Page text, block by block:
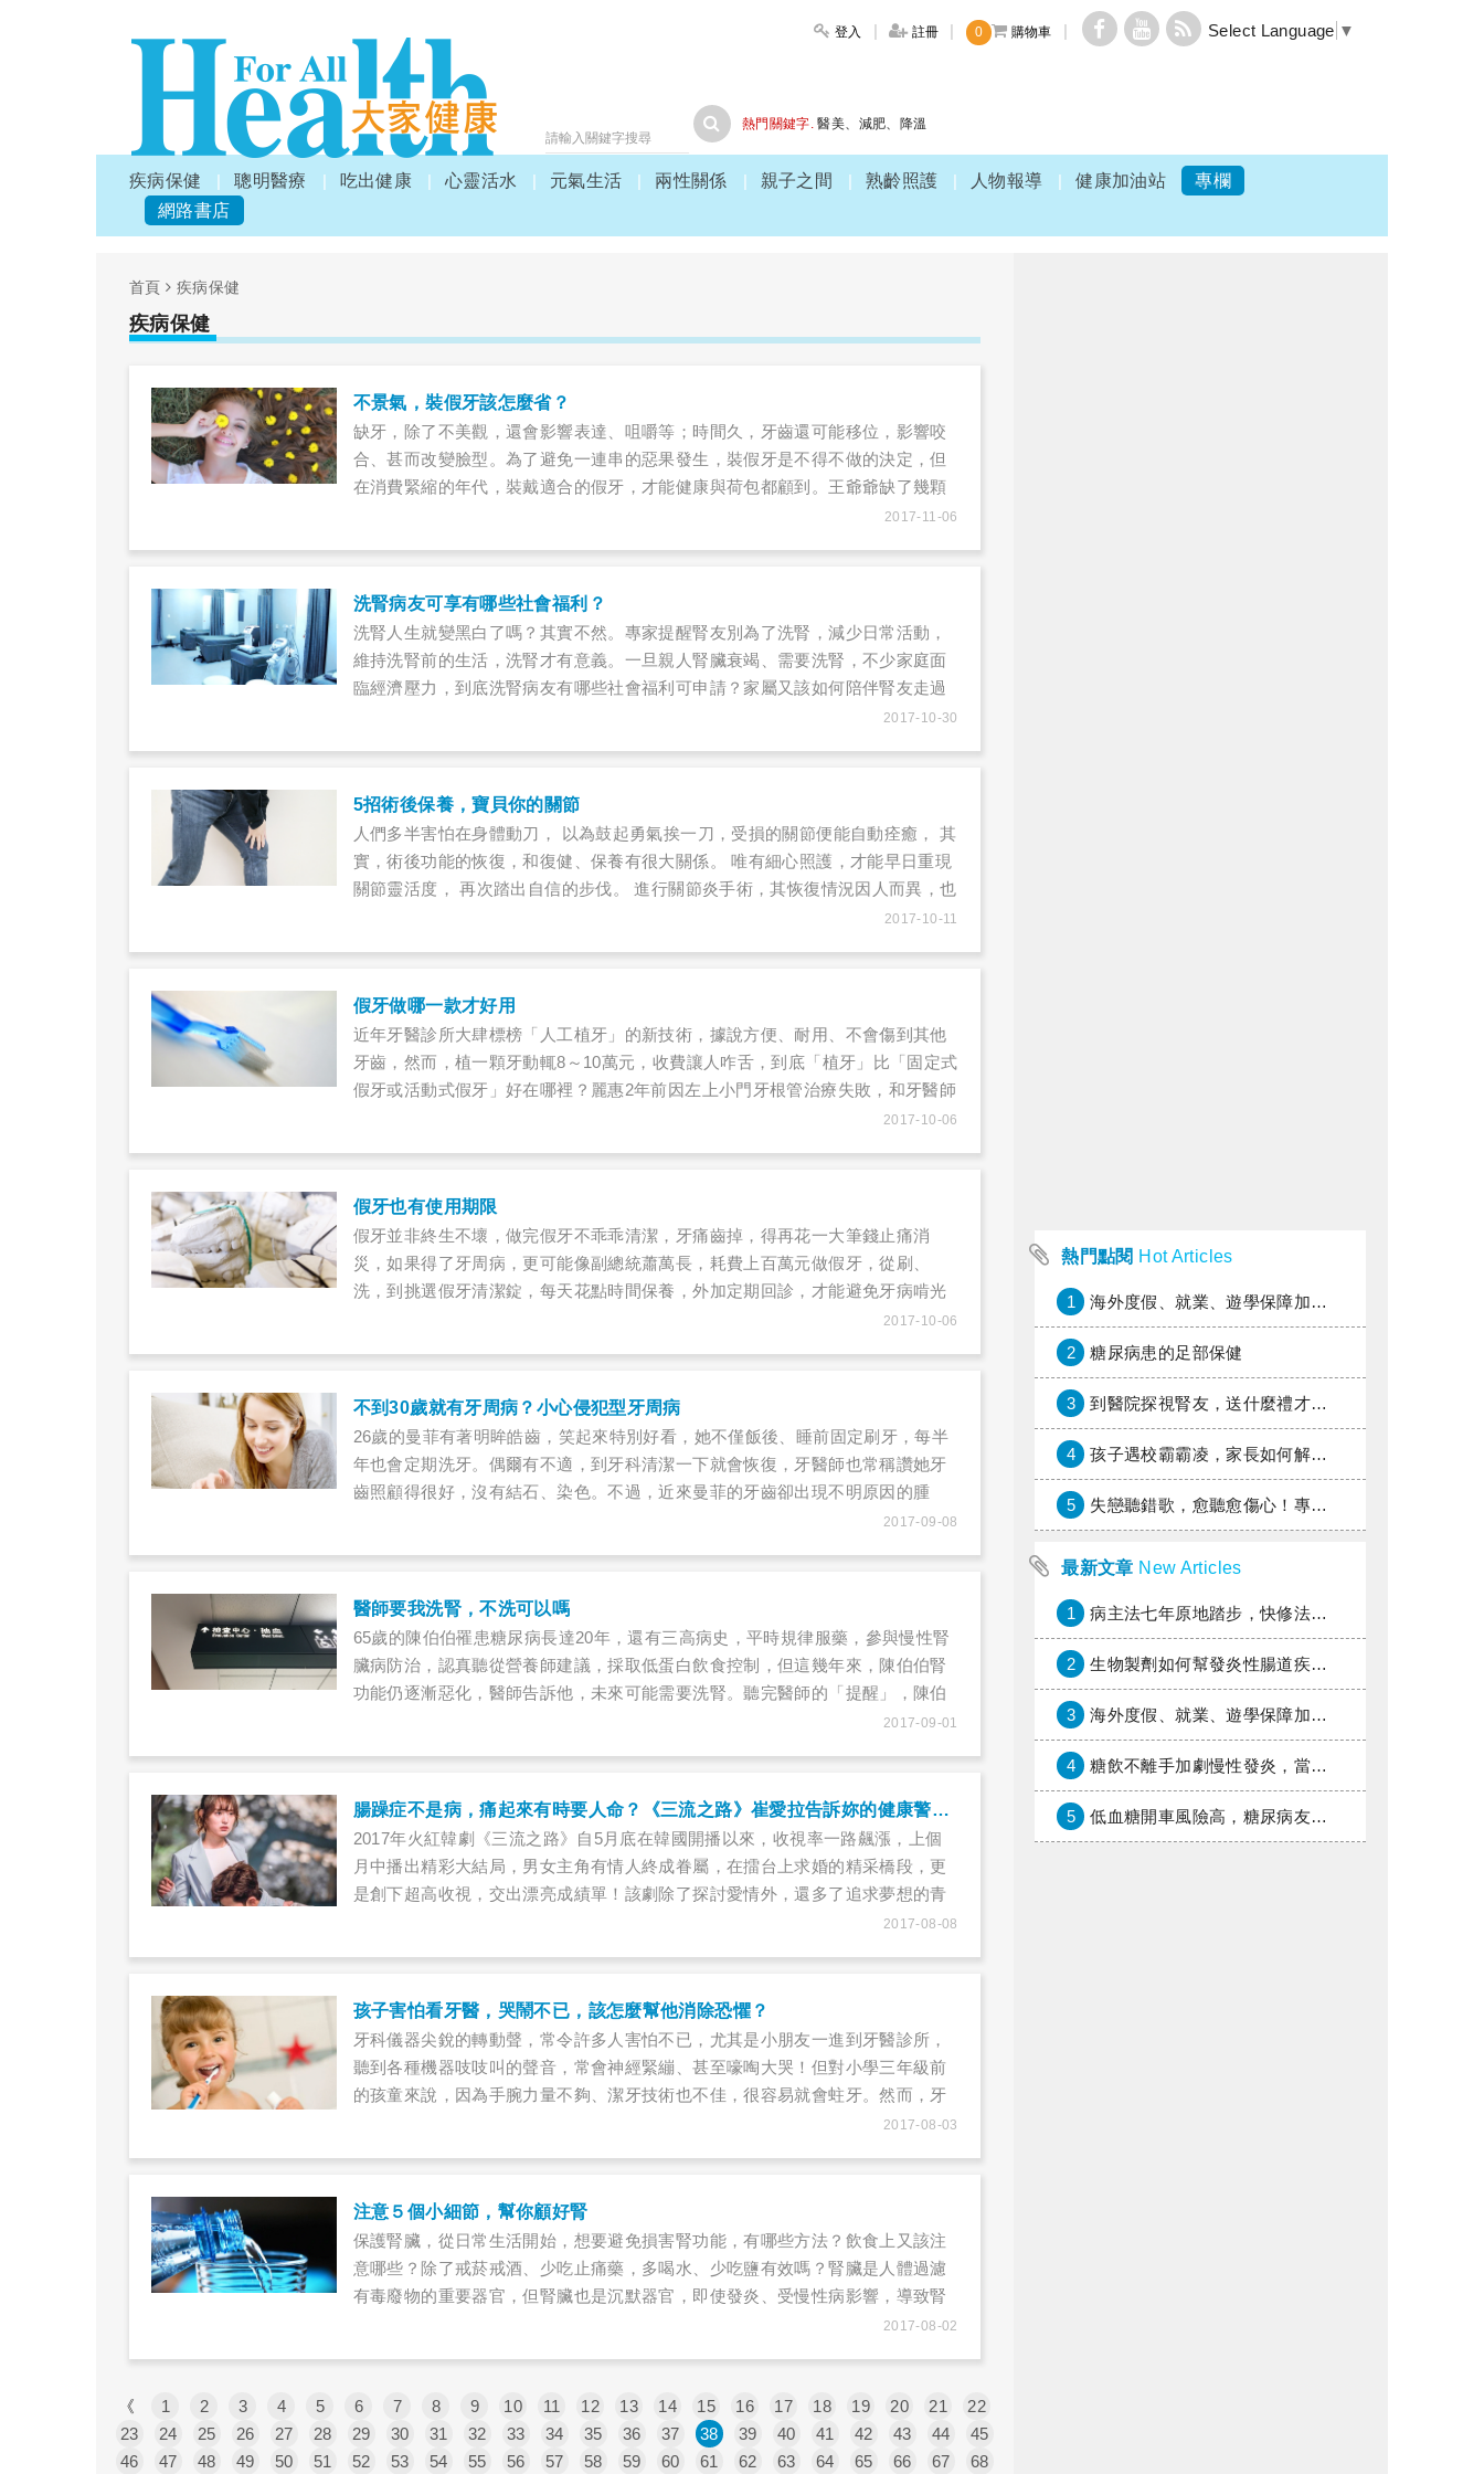
登入 註冊 0 購物車 Select Language ▼
熱門關鍵字. 醫美、 減肥、 降溫
疾病保健 聰明醫療 吃出健康 心靈活水 元氣生活 兩性關係 親子之間 熟齡照護 人物報導 健康加油站
專欄
網路書店
首頁 疾病保健
疾病保健
不景氣，裝假牙該怎麼省？
缺牙，除了不美觀，還會影響表達、咀嚼等；時間久，牙齒還可能移位，影響咬
合、甚而改變臉型。為了避免一連串的惡果發生，裝假牙是不得不做的決定，但
在消費緊縮的年代，裝戴適合的假牙，才能健康與荷包都顧到。王爺爺缺了幾顆
牙齒，始終沒去理會，最近講話發現會「漏風」。吃東西時，無法完全咀嚼，開
費用，不禁冒起冷汗……
2017-11-06
洗腎病友可享有哪些社會福利？
洗腎人生就變黑白了嗎？其實不然。專家提醒腎友別為了洗腎，減少日常活動，
維持洗腎前的生活，洗腎才有意義。一旦親人腎臟衰竭、需要洗腎，不少家庭面
臨經濟壓力，到底洗腎病友有哪些社會福利可申請？家屬又該如何陪伴腎友走過
2017-10-30
5招術後保養，寶貝你的關節
人們多半害怕在身體動刀， 以為鼓起勇氣挨一刀，受損的關節便能自動痊癒， 其
實，術後功能的恢復，和復健、保養有很大關係。 唯有細心照護，才能早日重現
關節靈活度， 再次踏出自信的步伐。 進行關節炎手術，其恢復情況因人而異，也
與手術種類有關。髖關節、膝關節需在醫院靜養約7～10天，若手術順利，約1～
2017-10-11
假牙做哪一款才好用
近年牙醫診所大肆標榜「人工植牙」的新技術，據說方便、耐用、不會傷到其他
牙齒，然而，植一顆牙動輒8～10萬元，收費讓人咋舌，到底「植牙」比「固定式
假牙或活動式假牙」好在哪裡？麗惠2年前因左上小門牙根管治療失敗，和牙醫師
討論、評估固定假牙與植牙的技術，最後她選擇植牙，快速、方便，且不會動到
2017-10-06
假牙也有使用期限
假牙並非終生不壞，做完假牙不乖乖清潔，牙痛齒掉，得再花一大筆錢止痛消
災，如果得了牙周病，更可能像副總統蕭萬長，耗費上百萬元做假牙，從刷、
洗，到挑選假牙清潔錠，每天花點時間保養，外加定期回診，才能避免牙病啃光
存款，有效地看緊荷包。口腔清潔和健康息息相關，所謂「病從口入」，除了吃
2017-10-06
不到30歲就有牙周病？小心侵犯型牙周病
26歲的曼菲有著明眸皓齒，笑起來特別好看，她不僅飯後、睡前固定刷牙，每半
年也會定期洗牙。偶爾有不適，到牙科清潔一下就會恢復，牙醫師也常稱讚她牙
齒照顧得很好，沒有結石、染色。不過，近來曼菲的牙齒卻出現不明原因的腫
痛，且刷牙時常流血，焦急的她趕緊去看牙醫師，沒想到卻被告知可能有牙周病
常發生在年輕族群。此類牙周炎多半和特殊細菌有關，患者治療期間，需定期回
診，和醫師密切配合，使用抗生素藥物，才有立竿見影的治療效果。
2017-09-08
醫師要我洗腎，不洗可以嗎
65歲的陳伯伯罹患糖尿病長達20年，還有三高病史，平時規律服藥，參與慢性腎
臟病防治，認真聽從營養師建議，採取低蛋白飲食控制，但這幾年來，陳伯伯腎
功能仍逐漸惡化，醫師告訴他，未來可能需要洗腎。聽完醫師的「提醒」，陳伯
伯心中閃過一個念頭：「醫師要我洗腎，不洗可以嗎？」很多慢性腎臟病友在被
2017-09-01
腸躁症不是病，痛起來有時要人命？《三流之路》崔愛拉告訴妳的健康警訊，妳不能不知道……
2017年火紅韓劇《三流之路》自5月底在韓國開播以來，收視率一路飆漲，上個
月中播出精彩大結局，男女主角有情人終成眷屬，在擂台上求婚的精采橋段，更
是創下超高收視，交出漂亮成績單！該劇除了探討愛情外，還多了追求夢想的青
春熱情，包括男主角高東滿重拾夢想、成為格鬥選手擊敗宿敵，以及女主角崔愛
症，到底腸躁症是什麼？快來了解崔愛拉告訴我們哪些健康警訊吧！
2017-08-08
孩子害怕看牙醫，哭鬧不已，該怎麼幫他消除恐懼？
牙科儀器尖銳的轉動聲，常令許多人害怕不已，尤其是小朋友一進到牙醫診所，
聽到各種機器吱吱叫的聲音，常會神經緊繃、甚至嚎啕大哭！但對小學三年級前
的孩童來說，因為手腕力量不夠、潔牙技術也不佳，很容易就會蛀牙。然而，牙
齒是人體咬碎食物、吸收營養的第一道關卡，一旦牙齒蛀壞了，不僅會影響孩童
2017-08-03
注意５個小細節，幫你顧好腎
保護腎臟，從日常生活開始，想要避免損害腎功能，有哪些方法？飲食上又該注
意哪些？除了戒菸戒酒、少吃止痛藥，多喝水、少吃鹽有效嗎？腎臟是人體過濾
有毒廢物的重要器官，但腎臟也是沉默器官，即使發炎、受慢性病影響，導致腎
功能遭破壞，也常默默承受，不會發出警訊，直到腎功能只剩下15～29％時，身
臟。
2017-08-02
《 1 2 3 4 5 6 7 8 9 10 11 12 13 14 15 16 17 18 19 20 21
22
23
24 25 26 27 28 29 30 31 32 33 34 35 36 37 38 39 40 41 42 43 44
45
46
47 48 49 50 51 52 53 54 55 56 57 58 59 60 61 62 63 64 65 66 67 68
熱門點閱 Hot Articles
1 海外度假、就業、遊學保障加倍，富邦產險「一期逐夢」專案加碼遠距醫療與緊急救援
2 糖尿病患的足部保健
3 到醫院探視腎友，送什麼禮才好？
4 孩子遇校霸霸凌，家長如何解圍？
5 失戀聽錯歌，愈聽愈傷心！專家教你挑對療傷情歌
最新文章 New Articles
1 病主法七年原地踏步，快修法讓病人自主決定善終
2 生物製劑如何幫發炎性腸道疾病患者抗潰瘍？治療進展與健保給付困境一次看
3 海外度假、就業、遊學保障加倍，富邦產險「一期逐夢」專案加碼遠距醫療與緊急救援
4 糖飲不離手加劇慢性發炎，當心老化與慢性病提早報到
5 低血糖開車風險高，糖尿病友上路必學的安全守則